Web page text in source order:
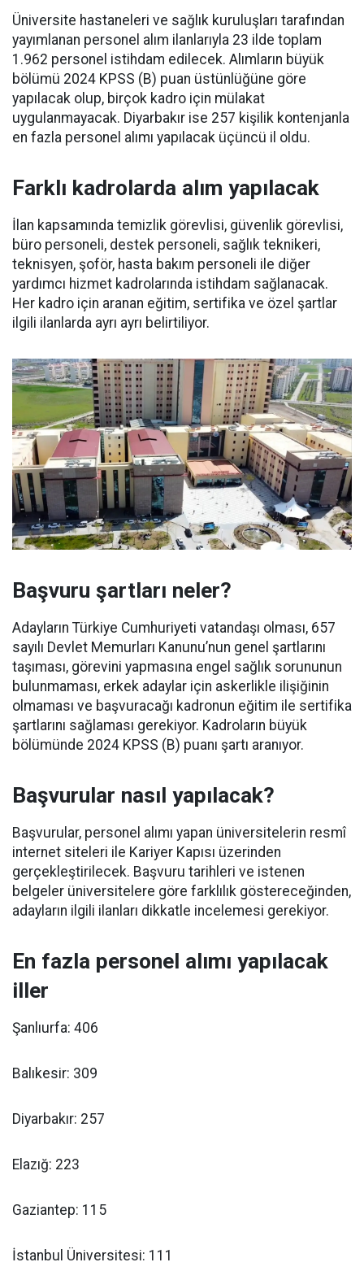
Üniversite hastaneleri ve sağlık kuruluşları tarafından
yayımlanan personel alım ilanlarıyla 23 ilde toplam
1.962 personel istihdam edilecek. Alımların büyük
bölümü 2024 KPSS (B) puan üstünlüğüne göre
yapılacak olup, birçok kadro için mülakat
uygulanmayacak. Diyarbakır ise 257 kişilik kontenjanla
en fazla personel alımı yapılacak üçüncü il oldu.
Farklı kadrolarda alım yapılacak
İlan kapsamında temizlik görevlisi, güvenlik görevlisi,
büro personeli, destek personeli, sağlık teknikeri,
teknisyen, şoför, hasta bakım personeli ile diğer
yardımcı hizmet kadrolarında istihdam sağlanacak.
Her kadro için aranan eğitim, sertifika ve özel şartlar
ilgili ilanlarda ayrı ayrı belirtiliyor.
Başvuru şartları neler?
Adayların Türkiye Cumhuriyeti vatandaşı olması, 657
sayılı Devlet Memurları Kanunu’nun genel şartlarını
taşıması, görevini yapmasına engel sağlık sorununun
bulunmaması, erkek adaylar için askerlikle ilişiğinin
olmaması ve başvuracağı kadronun eğitim ile sertifika
şartlarını sağlaması gerekiyor. Kadroların büyük
bölümünde 2024 KPSS (B) puanı şartı aranıyor.
Başvurular nasıl yapılacak?
Başvurular, personel alımı yapan üniversitelerin resmî
internet siteleri ile Kariyer Kapısı üzerinden
gerçekleştirilecek. Başvuru tarihleri ve istenen
belgeler üniversitelere göre farklılık göstereceğinden,
adayların ilgili ilanları dikkatle incelemesi gerekiyor.
En fazla personel alımı yapılacak
iller
Şanlıurfa: 406
Balıkesir: 309
Diyarbakır: 257
Elazığ: 223
Gaziantep: 115
İstanbul Üniversitesi: 111